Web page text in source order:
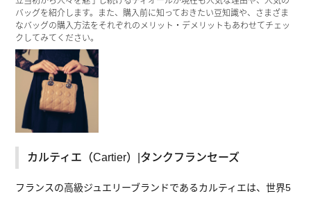
バッグを紹介します。また、購入前に知っておきたい豆知識や、さまざま
なバッグの購入方法をそれぞれのメリット・デメリットもあわせてチェッ
クしてみてください。
カルティエ（Cartier）|タンクフランセーズ
フランスの高級ジュエリーブランドであるカルティエは、世界5